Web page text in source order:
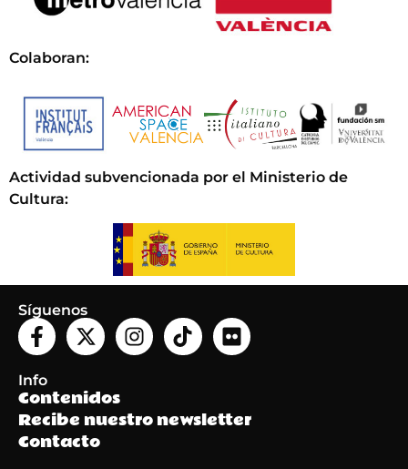
Colaboran:
Actividad subvencionada por el Ministerio de
Cultura:
Síguenos
Info
Contenidos
Recibe nuestro newsletter
Contacto